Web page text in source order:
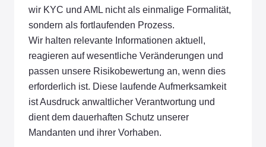
wir KYC und AML nicht als einmalige Formalität,
sondern als fortlaufenden Prozess.
Wir halten relevante Informationen aktuell,
reagieren auf wesentliche Veränderungen und
passen unsere Risikobewertung an, wenn dies
erforderlich ist. Diese laufende Aufmerksamkeit
ist Ausdruck anwaltlicher Verantwortung und
dient dem dauerhaften Schutz unserer
Mandanten und ihrer Vorhaben.